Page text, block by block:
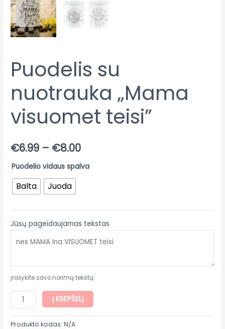
Puodelis su
nuotrauka „Mama
visuomet teisi”
€6.99 – €8.00
Puodelio vidaus spalva
Balta Juoda
Jūsų pageidaujamas tekstas
Įrašykite savo norimą tekstą.
Į KREPŠELĮ
Produkto kodas:N/A